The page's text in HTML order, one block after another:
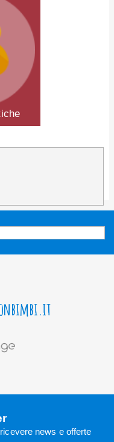
news e offerte